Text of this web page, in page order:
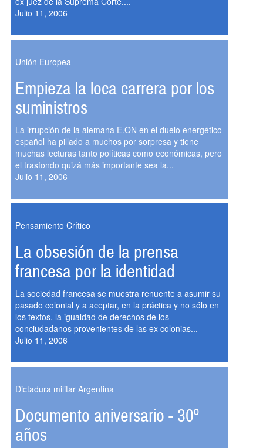
Julio 11, 2006
Unión Europea
Empieza la loca carrera por los
suministros
La irrupción de la alemana E.ON en el duelo energético
español ha pillado a muchos por sorpresa y tiene
muchas lecturas tanto políticas como económicas, pero
el trasfondo quizá más importante sea la...
Julio 11, 2006
Pensamiento Crítico
La obsesión de la prensa
francesa por la identidad
La sociedad francesa se muestra renuente a asumir su
pasado colonial y a aceptar, en la práctica y no sólo en
los textos, la igualdad de derechos de los
conciudadanos provenientes de las ex colonias...
Julio 11, 2006
Dictadura militar Argentina
Documento aniversario - 30º
años